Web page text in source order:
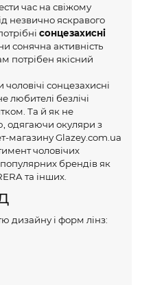
час на свіжому
незвично яскравого
сонцезахисні
сонячна активність
потрібен якісний
сонцезахисні
любителі безлічі
Та й як не
одягаючи окуляри з
магазину Glazey.com.ua
чоловічих
брендів як
та інших.
дизайну і форм лінз: